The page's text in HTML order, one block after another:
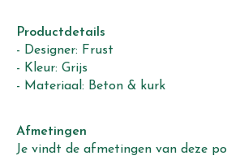
Productdetails
- Designer: Frust
- Kleur: Grijs
- Materiaal: Beton & kurk
Afmetingen
Je vindt de afmetingen van deze